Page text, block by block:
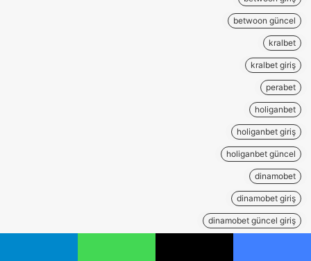
betwoon güncel
kralbet
kralbet giriş
perabet
holiganbet
holiganbet giriş
holiganbet güncel
dinamobet
dinamobet giriş
dinamobet güncel giriş